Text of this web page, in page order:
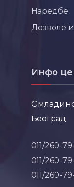
Наредбе
Дозволе
Инфо
Београд
011/260-
011/260-
011/260-